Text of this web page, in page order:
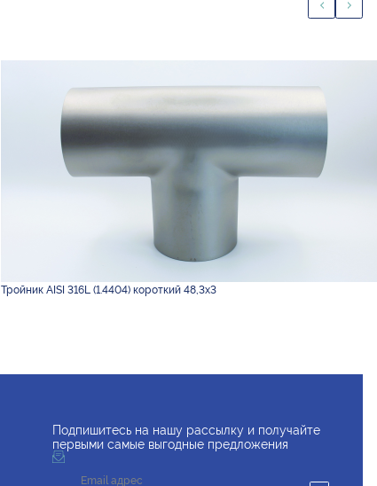
Тройник AISI 316L (1.4404) короткий 48,3х3
Подпишитесь на нашу рассылку и получайте
первыми самые выгодные предложения